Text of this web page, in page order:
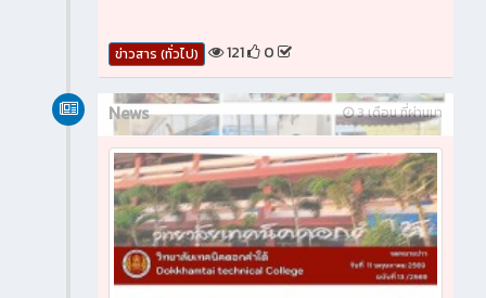
ข่าวสาร (ทั่วไป) 121 0
3 เดือน ที่ผ่านมา
News